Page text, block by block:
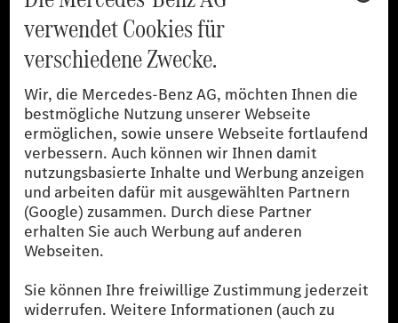
[1]
Die angegebenen Werte wurden nach dem vorgeschriebenen
Messverfahren WLTP (Worldwide harmonised Light-duty
vehicles Test Procedures) ermittelt. Der Kraftstoffverbrauch und
der CO₂-Ausstoß eines Pkw sind nicht nur von der effizienten
Ausnutzung des Kraftstoffs durch den Pkw, sondern auch vom
Fahrstil und anderen nichttechnischen Faktoren abhängig.